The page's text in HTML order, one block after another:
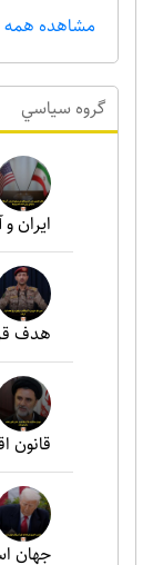
مشاهده همه
گروه سياسي
ایران
هدف
قانون
جهان